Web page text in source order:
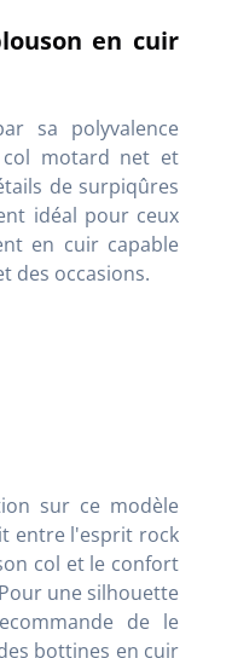
en cuir
sa polyvalence
motard net et
de surpiqûres
idéal pour ceux
en cuir capable
des occasions.
sur ce modèle
entre l'esprit rock
col et le confort
une silhouette
de le
bottines en cuir